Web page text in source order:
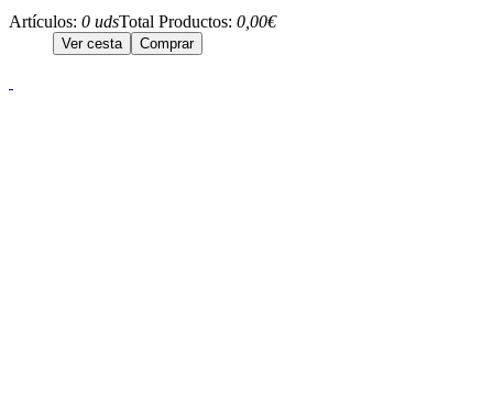
Artículos: 0 udsTotal Productos: 0,00€